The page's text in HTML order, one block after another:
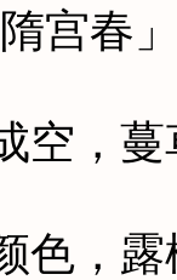
宫春
，蔓
，露